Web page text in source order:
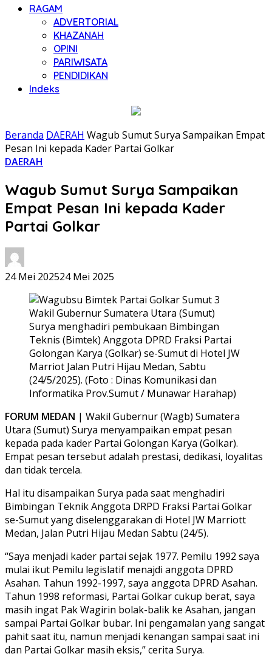
RAGAM
ADVERTORIAL
KHAZANAH
OPINI
PARIWISATA
PENDIDIKAN
Indeks
Beranda DAERAH Wagub Sumut Surya Sampaikan Empat
Pesan Ini kepada Kader Partai Golkar
DAERAH
Wagub Sumut Surya Sampaikan
Empat Pesan Ini kepada Kader
Partai Golkar
24 Mei 202524 Mei 2025
Wakil Gubernur Sumatera Utara (Sumut)
Surya menghadiri pembukaan Bimbingan
Teknis (Bimtek) Anggota DPRD Fraksi Partai
Golongan Karya (Golkar) se-Sumut di Hotel JW
Marriot Jalan Putri Hijau Medan, Sabtu
(24/5/2025). (Foto : Dinas Komunikasi dan
Informatika Prov.Sumut / Munawar Harahap)
FORUM MEDAN | Wakil Gubernur (Wagb) Sumatera
Utara (Sumut) Surya menyampaikan empat pesan
kepada pada kader Partai Golongan Karya (Golkar).
Empat pesan tersebut adalah prestasi, dedikasi, loyalitas
dan tidak tercela.
Hal itu disampaikan Surya pada saat menghadiri
Bimbingan Teknik Anggota DRPD Fraksi Partai Golkar
se-Sumut yang diselenggarakan di Hotel JW Marriott
Medan, Jalan Putri Hijau Medan Sabtu (24/5).
“Saya menjadi kader partai sejak 1977. Pemilu 1992 saya
mulai ikut Pemilu legislatif menajdi anggota DPRD
Asahan. Tahun 1992-1997, saya anggota DPRD Asahan.
Tahun 1998 reformasi, Partai Golkar cukup berat, saya
masih ingat Pak Wagirin bolak-balik ke Asahan, jangan
sampai Partai Golkar bubar. Ini pengamalan yang sangat
pahit saat itu, namun menjadi kenangan sampai saat ini
dan Partai Golkar masih eksis,” cerita Surya.